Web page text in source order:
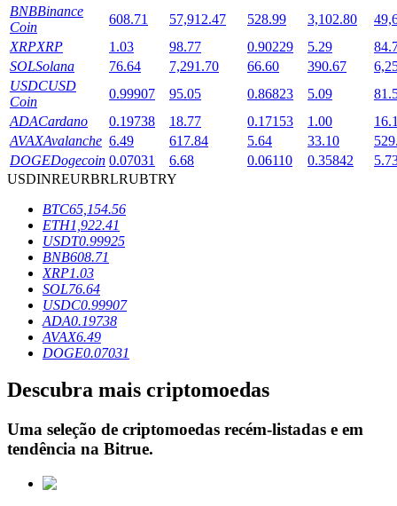
Bloqueios de BTR
Serviço de empréstimo apoiado por criptografia
BNBBinance
Coin
608.71 57,912.47 528.99 3,102.80
XRPXRP 1.03 98.77 0.90229 5.29
SOLSolana 76.64 7,291.70 66.60 390.67
USDCUSD
Coin
0.99907 95.05 0.86823 5.09
ADACardano 0.19738 18.77 0.17153 1.00
AVAXAvalanche 6.49 617.84 5.64 33.10
DOGEDogecoin 0.07031 6.68 0.06110 0.35842
USDINREURBRLRUBTRY
BTC65,154.56
ETH1,922.41
USDT0.99925
BNB608.71
XRP1.03
SOL76.64
USDC0.99907
ADA0.19738
AVAX6.49
DOGE0.07031
Descubra mais criptomoedas
Uma seleção de criptomoedas recém-listadas e em
tendência na Bitrue.